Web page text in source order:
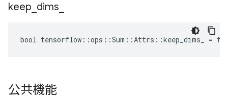
keep dims
bool tensorflow::ops::Sum::Attrs::keep_dims_ =
公共機能